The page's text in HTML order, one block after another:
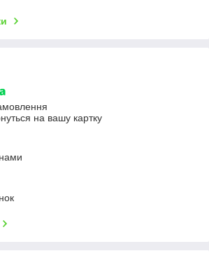
на вашу картку